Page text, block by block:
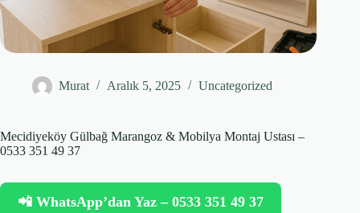
Murat Aralık 5, 2025 Uncategorized
Mecidiyeköy Gülbağ Marangoz & Mobilya Montaj Ustası –
0533 351 49 37
📲 WhatsApp’dan Yaz – 0533 351 49 37